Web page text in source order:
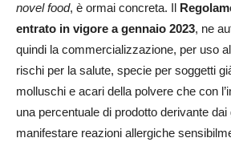
novel food, è ormai concreta. Il
entrato in vigore a gennaio 2023, ne
quindi la commercializzazione, per uso
rischi per la salute, specie per soggetti
molluschi e acari della polvere che con
una percentuale di prodotto derivante dai
manifestare reazioni allergiche